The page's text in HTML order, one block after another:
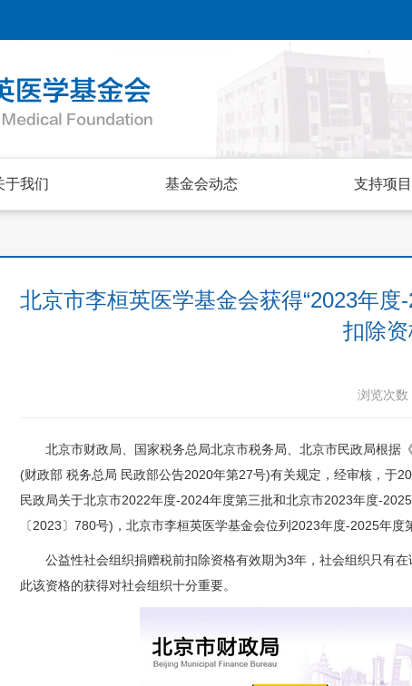
于我们 基金会动态 支持项目
北京市李桓英医学基金会获得“2023年
扣除资
浏览次数
北京市财政局、国家税务总局北京市税务局、北京市民政局根据
(财政部 税务总局 民政部公告2020年第27号)有关规定，经审核，于
民政局关于北京市2022年度-2024年度第三批和北京市2023年度-
〔2023〕780号)，北京市李桓英医学基金会位列2023年度-2025年
公益性社会组织捐赠税前扣除资格有效期为3年，社会组织只有在
此该资格的获得对社会组织十分重要。